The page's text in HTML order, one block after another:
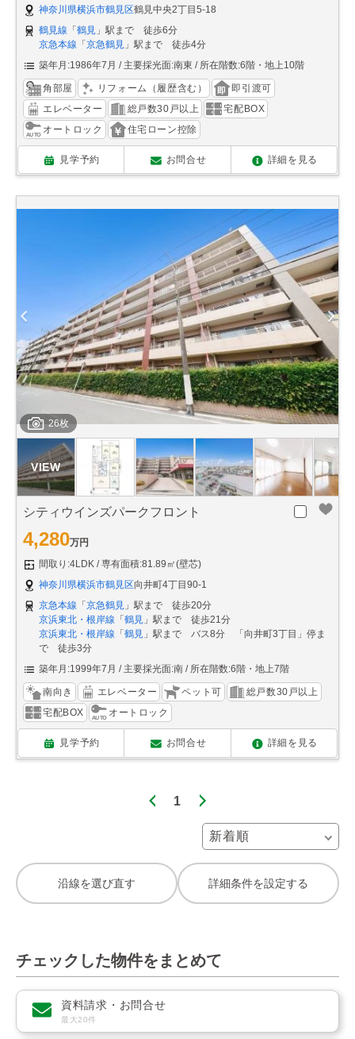
神奈川県横浜市鶴見区鶴見中央2丁目5-18
鶴見線 「鶴見 」駅まで 徒歩6分
京急本線 「京急鶴見 」駅まで 徒歩4分
築年月:1986年7月
主要採光面:南東 所在階数:6階・地上10階
角部屋 リフォーム（履歴含む）
即引渡可
エレベーター
総戸数30戸以上
宅配BOX
オートロック
住宅ローン控除
見学予約 お問合せ 詳細を見る
26枚
シティウインズパークフロント
4,280万円
間取り:4LDK
専有面積:81.89㎡(壁芯)
神奈川県横浜市鶴見区向井町4丁目90-1
京急本線 「 京急鶴見 」駅まで 徒歩20分
京浜東北・根岸線 「 鶴見 」駅まで 徒歩21分
京浜東北・根岸線 「 鶴見 」駅まで バス8分 「向井町3丁目」停ま
で 徒歩3分
築年月:1999年7月
主要採光面:南 所在階数:6階・地上7階
南向き エレベーター ペット可
総戸数30戸以上
宅配BOX
オートロック
見学予約 お問合せ 詳細を見る
1
沿線を選び直す 詳細条件を設定する
チェックした物件をまとめて
資料請求・お問合せ
最大20件